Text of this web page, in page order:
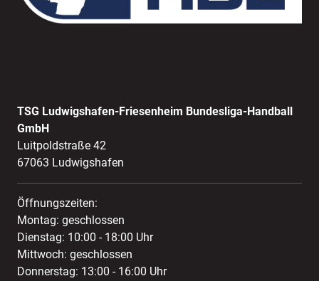
TSG Ludwigshafen-Friesenheim Bundesliga-Handball
GmbH
Luitpoldstraße 42
67063 Ludwigshafen
Öffnungszeiten:
Montag: geschlossen
Dienstag: 10:00 - 18:00 Uhr
Mittwoch: geschlossen
Donnerstag: 13:00 - 16:00 Uhr